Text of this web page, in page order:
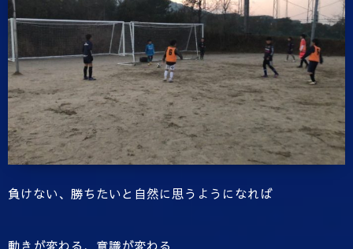
負けない、勝ちたいと自然に思うようになれば
動きが変わる、意識が変わる